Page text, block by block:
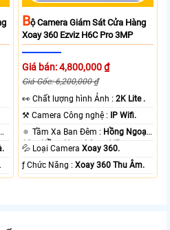
BỘ Camera Giám Sát Cửa Hàng
Xoay 360 Ezviz H6C Pro 3MP
Giá bán: 4,800,000 ₫
Giá Gốc: 6,200,000 ₫
️👀 Chất lượng hình Ảnh :2K Lite .
⚒ Camera Công nghệ :
IP Wifi.
🔅 Tầm Xa Ban Đêm : Hồng Ngoại
10m Hồng Ngoại Smart IR.
💦 Loại CameraXoay 360.
️ƒ Chức Năng :Xoay 360 Thu Âm.